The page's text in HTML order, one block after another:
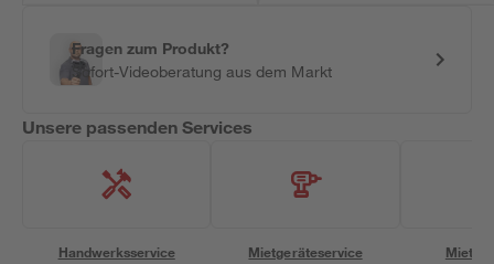
Fragen zum Produkt?
Sofort-Videoberatung aus dem Markt
Unsere passenden Services
Handwerksservice Mietgeräteservice